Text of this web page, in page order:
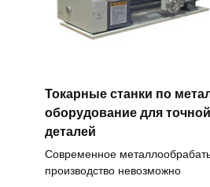
Токарные станки по
оборудование для
деталей
Современное
производство невозможно